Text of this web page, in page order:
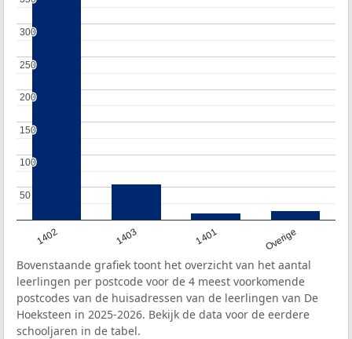
1402 1403 1401 Overige
50
50
100
100
150
150
200
200
250
250
300
300
Bovenstaande grafiek toont het overzicht van het aantal
leerlingen per postcode voor de 4 meest voorkomende
postcodes van de huisadressen van de leerlingen van De
Hoeksteen in 2025-2026. Bekijk de data voor de eerdere
schooljaren in de tabel.